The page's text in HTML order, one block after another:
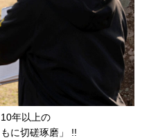
年以上の
に切磋琢磨」 !!